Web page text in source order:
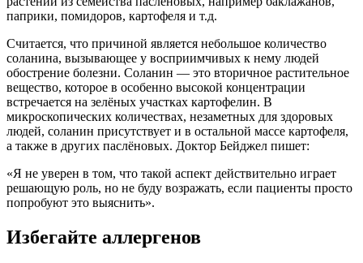
паприки, помидоров, картофеля и т.д.
Считается, что причиной является небольшое количество
соланина, вызывающее у восприимчивых к нему людей
обострение болезни. Соланин — это вторичное растительное
вещество, которое в особенно высокой концентрации
встречается на зелёных участках картофелин. В
микроскопических количествах, незаметных для здоровых
людей, соланин присутствует и в остальной массе картофеля,
а также в других паслёновых. Доктор Бейджел пишет:
«Я не уверен в том, что такой аспект действительно играет
решающую роль, но не буду возражать, если пациенты просто
попробуют это выяснить».
Избегайте аллергенов